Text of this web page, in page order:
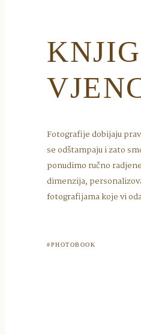
Fotografije dobijaju
se odštampaju i zato
ponudimo ručno
dimenzija,
fotografijama koje vi
#PHOTOBOOK